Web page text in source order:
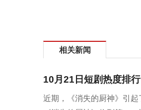
相关新闻
10月21日短剧热度排
近期，《消失的厨神》引